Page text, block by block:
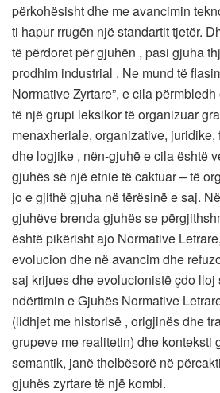
përkohësisht dhe me avancimin
ti hapur rrugën një standartit tjetër.
të përdoret për gjuhën , pasi gjuha
prodhim industrial . Ne mund të
Normative Zyrtare”, e cila
të një grupi leksikor të organizuar
menaxheriale, organizative,
dhe logjike , nën-gjuhë e cila është
gjuhës së një etnie të caktuar – të
jo e gjithë gjuha në tërësinë e saj.
gjuhëve brenda gjuhës se
është pikërisht ajo Normative
evolucion dhe në avancim dhe
saj krijues dhe evolucionistë çdo lloj
ndërtimin e Gjuhës Normative
(lidhjet me historisë , origjinës dhe
grupeve me realitetin) dhe konteksti
semantik, janë thelbësorë në
gjuhës zyrtare të një kombi.